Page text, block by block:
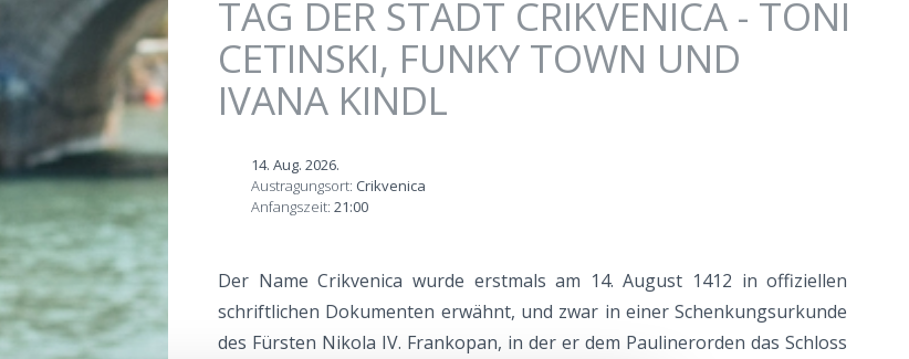
TAG DER STADT CRIKVENICA - TONI
CETINSKI, FUNKY TOWN UND
IVANA KINDL
14. Aug. 2026.
Austragungsort: Crikvenica
Anfangszeit: 21:00
Der Name Crikvenica wurde erstmals am 14. August 1412 in offiziellen
schriftlichen Dokumenten erwähnt, und zwar in einer Schenkungsurkunde
des Fürsten Nikola IV. Frankopan, in der er dem Paulinerorden das Schloss